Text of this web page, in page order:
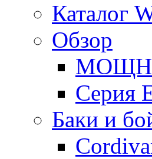
Каталог
Обзор
Серия
Баки и